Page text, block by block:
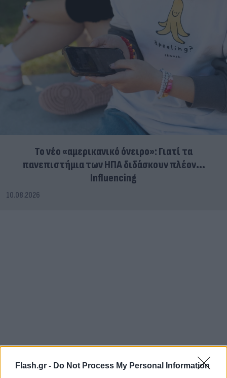
Flash.gr - Do Not Process My Personal Information
Το νέο «αμερικανικό όνειρο»: Γιατί τα
πανεπιστήμια των ΗΠΑ διδάσκουν πλέον...
Influencing
10.08.2026